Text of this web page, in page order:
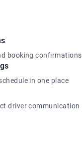
booking confirmations
in one place
driver communication